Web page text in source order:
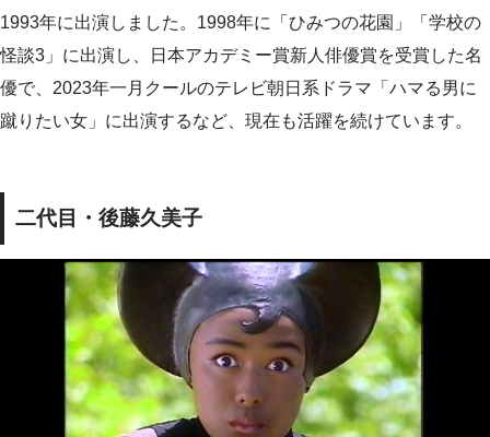
1993年に出演しました。1998年に「ひみつの花園」「学校の
怪談3」に出演し、日本アカデミー賞新人俳優賞を受賞した名
優で、2023年一月クールのテレビ朝日系ドラマ「ハマる男に
蹴りたい女」に出演するなど、現在も活躍を続けています。
二代目・後藤久美子